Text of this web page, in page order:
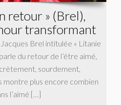
retour » (Brel),
transformant
Brel intitulée « Litanie
du retour de l’être aimé,
sourdement,
montre plus encore combien
l’aimé […]